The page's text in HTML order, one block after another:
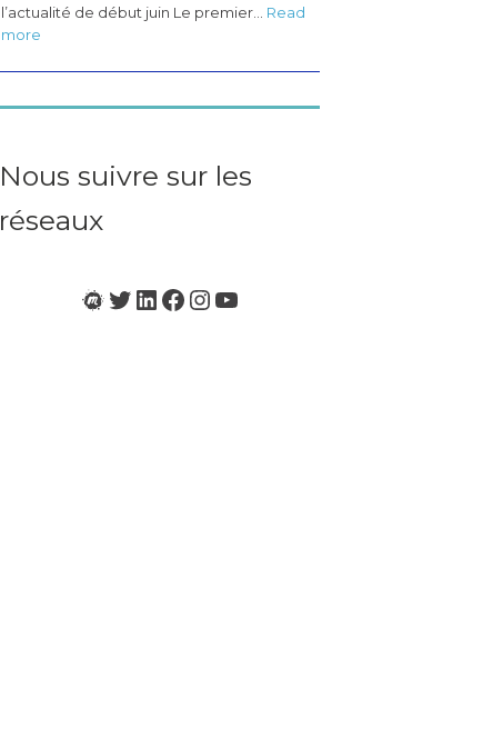
l’actualité de début juin Le premier… Read
more
pérégrinations
2023)
Nous suivre sur les
réseaux
Meetup
Twitter
LinkedIn
Facebook
Instagram
YouTube